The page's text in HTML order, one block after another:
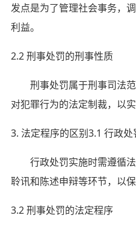
发点是为了管理社会事务，
利益。
2.2 刑事处罚的刑事性质
刑事处罚属于刑事司法范
对犯罪行为的法定制裁，以
3. 法定程序的区别3.1 行政
行政处罚实施时需遵循法
聆讯和陈述申辩等环节，以
3.2 刑事处罚的法定程序